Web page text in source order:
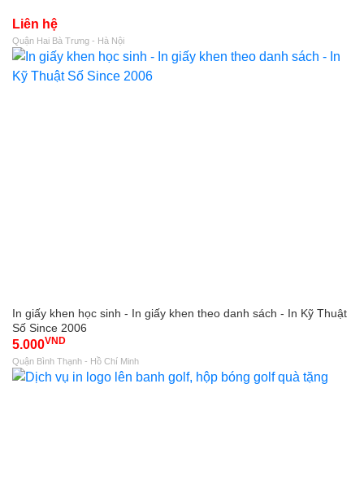
Liên hệ
Quận Hai Bà Trưng - Hà Nội
In giấy khen học sinh - In giấy khen theo danh sách - In Kỹ Thuật
Số Since 2006
5.000VND
Quận Bình Thạnh - Hồ Chí Minh